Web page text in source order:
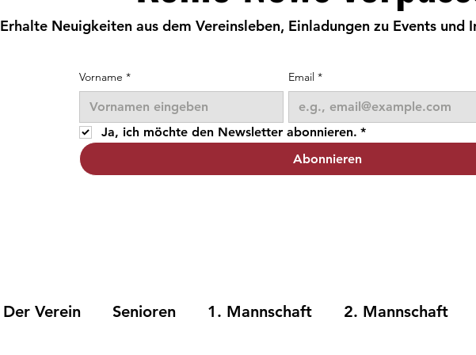
Erhalte Neuigkeiten aus dem Vereinsleben, Einladungen zu Events und
Vorname * Email *
Ja, ich möchte den Newsletter abonnieren. *
Abonnieren
Der Verein Senioren 1. Mannschaft 2. Mannschaft